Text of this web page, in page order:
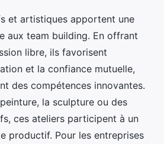
et artistiques apportent une
aux team building. En offrant
libre, ils favorisent
et la confiance mutuelle,
des compétences innovantes.
la sculpture ou des
ces ateliers participent à un
productif. Pour les entreprises